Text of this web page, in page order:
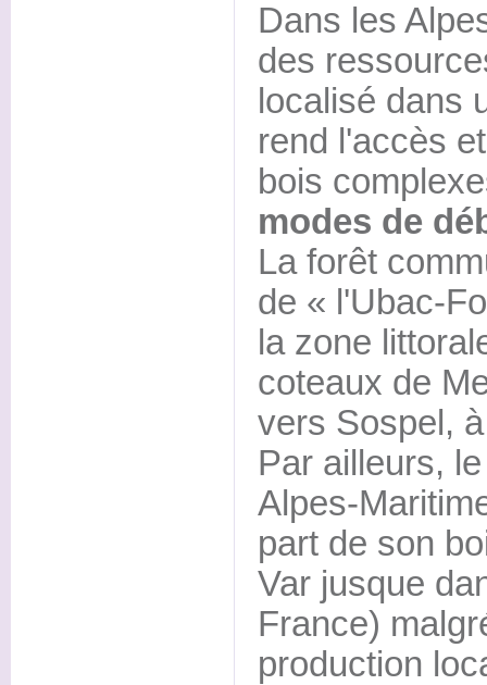
Dans les
des
localisé dans
rend l'accès
bois
modes de
La forêt
de « l'Ubac-
la zone
coteaux de
vers Sospel,
Par ailleurs,
Alpes-
part de son
Var jusque
France)
production